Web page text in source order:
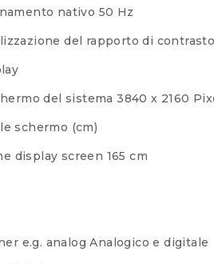
nativo 50 Hz
del rapporto di
del sistema 3840 x 2160
schermo (cm)
display screen 165 cm
e.g. analog Analogico e digitale